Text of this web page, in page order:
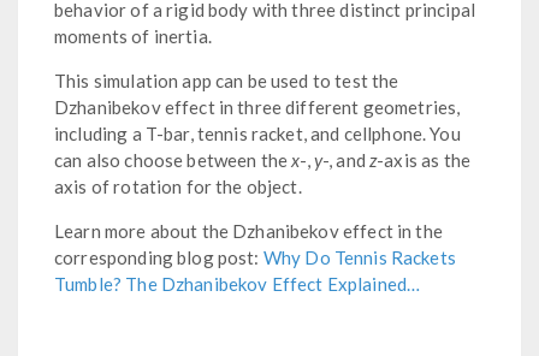
behavior of a rigid body with three distinct principal
moments of inertia.
This simulation app can be used to test the
Dzhanibekov effect in three different geometries,
including a T-bar, tennis racket, and cellphone. You
can also choose between thex-,y-, andz-axis as the
axis of rotation for the object.
Learn more about the Dzhanibekov effect in the
corresponding blog post: Why Do Tennis Rackets
Tumble? The Dzhanibekov Effect Explained…